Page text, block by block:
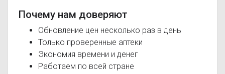
Почему нам доверяют
Обновление цен несколько раз в день
Только проверенные аптеки
Экономия времени и денег
Работаем по всей стране